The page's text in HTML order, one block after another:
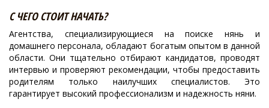
С ЧЕГО СТОИТ НАЧАТЬ?
Агентства, специализирующиеся на поиске нянь и
домашнего персонала, обладают богатым опытом в данной
области. Они тщательно отбирают кандидатов, проводят
интервью и проверяют рекомендации, чтобы предоставить
родителям только наилучших специалистов. Это
гарантирует высокий профессионализм и надежность няни.